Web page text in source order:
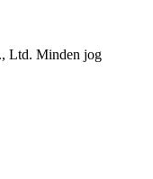
Ltd. Minden jog